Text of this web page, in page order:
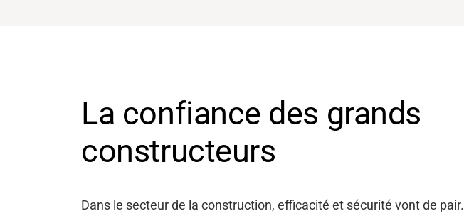
La confiance des grands
constructeurs
Dans le secteur de la construction, efficacité et sécurité vont de pair.